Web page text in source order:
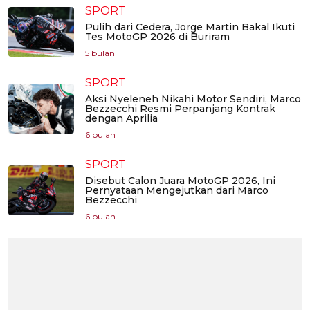
SPORT
Pulih dari Cedera, Jorge Martin Bakal Ikuti
Tes MotoGP 2026 di Buriram
5 bulan
SPORT
Aksi Nyeleneh Nikahi Motor Sendiri, Marco
Bezzecchi Resmi Perpanjang Kontrak
dengan Aprilia
6 bulan
SPORT
Disebut Calon Juara MotoGP 2026, Ini
Pernyataan Mengejutkan dari Marco
Bezzecchi
6 bulan